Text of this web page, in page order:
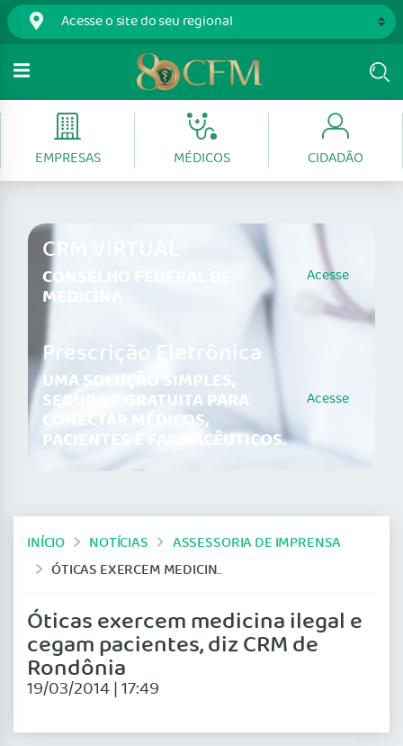
EMPRESAS MÉDICOS CIDADÃO
CRM VIRTUAL
CONSELHO FEDERAL DE
MEDICINA
Acesse
Prescrição Eletrônica
UMA SOLUÇÃO SIMPLES,
SEGURA E GRATUITA PARA
CONECTAR MÉDICOS,
PACIENTES E FARMACÊUTICOS.
Acesse
INÍCIO NOTÍCIAS
ASSESSORIA DE IMPRENSA
ÓTICAS EXERCEM MEDICINA ILEGAL E CEGAM PACIENTES, DIZ CRM DE RONDÔNIA
Óticas exercem medicina ilegal e
cegam pacientes, diz CRM de
Rondônia
19/03/2014 | 17:49